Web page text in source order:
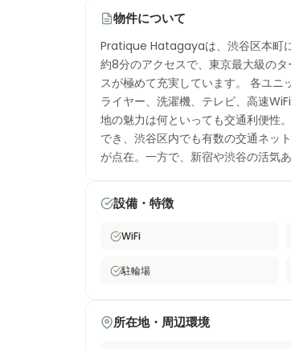
物件について
Pratique Hatagayaは、渋谷区本町
約8分のアクセスで、東京最大級の
スが極めて充実しています。 各ユニ
ライヤー、洗濯機、テレビ、高速
地の魅力は何といっても交通利便性
でき、渋谷区内でも有数の交通ネッ
が点在。一方で、新宿や渋谷の活気
スパーソンや学生の皆様に選ばれてい
設備・特徴
WiFi
駐輪場
所在地・周辺環境